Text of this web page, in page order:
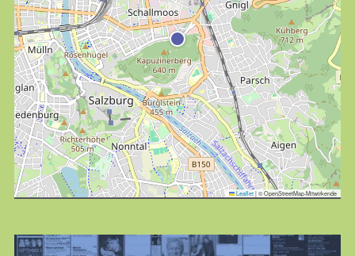
Leaflet | © OpenStreetMap-Mitwirkende
Finde täglich bis zu 50 Veranstaltungen in Stadt
und Land Salzburg. Ob Kino, Theater, Literatur
oder Musik bei uns findest du Kultur-Programm
für Menschen von 0-99.